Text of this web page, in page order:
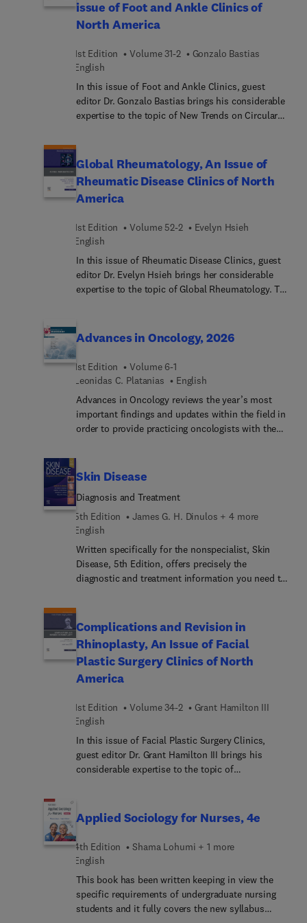
Pathology de la UCSF, y el Dr. Abhijit Das, del
Janakpuri Super Specialty Hospital. A destacar la
Vásquez Moctezuma, Profesor de pregrado y
posgrado de la Escuela Superior de Medicina, del
Sistema Nacional de Investigadores Nivel I, Ciudad
de México, México Además, la obra incluye acceso
a contenido online en inglés a través de e-book+.
issue of Foot and Ankle Clinics of
North America
1st Edition Volume 31-2
Gonzalo Bastias
English
In this issue of Foot and Ankle Clinics, guest
editor Dr. Gonzalo Bastias brings his considerable
expertise to the topic of New Trends on Circular
area of external fixation, which is an important
contributor to the success of injury treatment.
Articles cover anatomical considerations, basic
ring fixator configurations, common
Global Rheumatology, An Issue of
Rheumatic Disease Clinics of North
America
1st Edition Volume 52-2
Evelyn Hsieh
English
In this issue of Rheumatic Disease Clinics, guest
editor Dr. Evelyn Hsieh brings her considerable
expertise to the topic of Global Rheumatology. Top
Underserved Regions through South–South
Collaboration; Global Challenges for Drug
Development: Discovery to Safety; Persistent Gaps
in Globally Rheumatology Research and Care; and
Advances in Oncology, 2026
1st Edition
Volume 6-1
Leonidas C. Platanias
English
Advances in Oncology reviews the year’s most
important findings and updates within the field in
order to provide practicing oncologists with the
led by Dr. Leonidas C. Platanias, identifies key
invites preeminent specialists to contribute
original articles devoted to these topics. These
insightful overviews in oncology inform and
enhance clinical practice by bringing concepts to a
clinical level and exploring their everyday impact
on patient care.
Skin Disease
Diagnosis and Treatment
5th Edition
James G. H. Dinulos + 4 more
English
Written specifically for the nonspecialist, Skin
Disease, 5th Edition, offers precisely the
diagnostic and treatment information you need to
ideal resource for any medical practitioner who'd
rather treat than refer patients with skin disease,
as well as an excellent review for board
preparation. An expert author team, led by Dr
Dinulos, carries on the tradition of excellence
practical reference known for its high-quality
images and easy-to-follow text.
Complications and Revision in
Rhinoplasty, An Issue of Facial
Plastic Surgery Clinics of North
America
1st Edition Volume 34-2
Grant Hamilton III
English
In this issue of Facial Plastic Surgery Clinics,
guest editor Dr. Grant Hamilton III brings his
considerable expertise to the topic of
from the basics of trauma-informed care for the
facial plastic surgeon to infection prevention,
techniques, and strategies for navigating
complications and revision in rhinoplasty.
Applied Sociology for Nurses, 4e
4th Edition
Shama Lohumi + 1 more
English
This book has been written keeping in view the
specific requirements of undergraduate nursing
students and it fully covers the new syllabus